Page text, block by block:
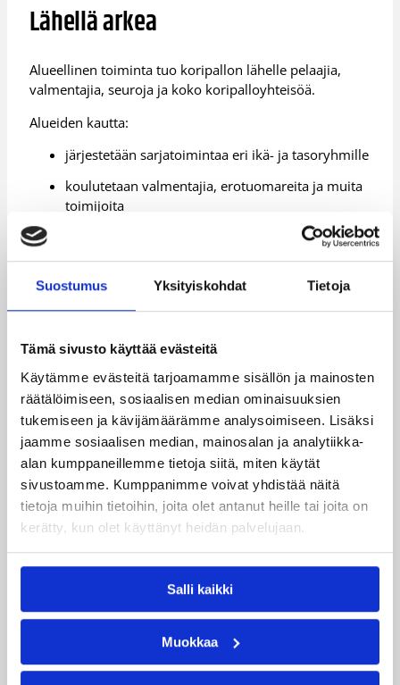
Suostumus Yksityiskohdat Tietoja
Tämä sivusto käyttää evästeitä
Käytämme evästeitä tarjoamamme sisällön ja mainosten
räätälöimiseen, sosiaalisen median ominaisuuksien
tukemiseen ja kävijämäärämme analysoimiseen. Lisäksi
jaamme sosiaalisen median, mainosalan ja analytiikka-
alan kumppaneillemme tietoja siitä, miten käytät
sivustoamme. Kumppanimme voivat yhdistää näitä
tietoja muihin tietoihin, joita olet antanut heille tai joita on
kerätty, kun olet käyttänyt heidän palvelujaan.
Salli kaikki
Muokkaa
Lähellä arkea
Alueellinen toiminta tuo koripallon lähelle pelaajia,
valmentajia, seuroja ja koko koripalloyhteisöä.
Alueiden kautta:
järjestetään sarjatoimintaa eri ikä- ja tasoryhmille
koulutetaan valmentajia, erotuomareita ja muita
toimijoita
mahdollistetaan osallistuminen ja harrastaminen
paikallisesti
Osa korisperhettä
Jokainen alue on osa laajempaa koripallon
kokonaisuutta. Yhdessä ne muodostavat
valtakunnallisen verkoston, joka tukee lajin kasvua ja
kehitystä.
Yhteistyöllä varmistetaan, että:
toiminta on laadukasta ja yhdenmukaista
koripallo on avoin kaikille
Löydä oma alueesi